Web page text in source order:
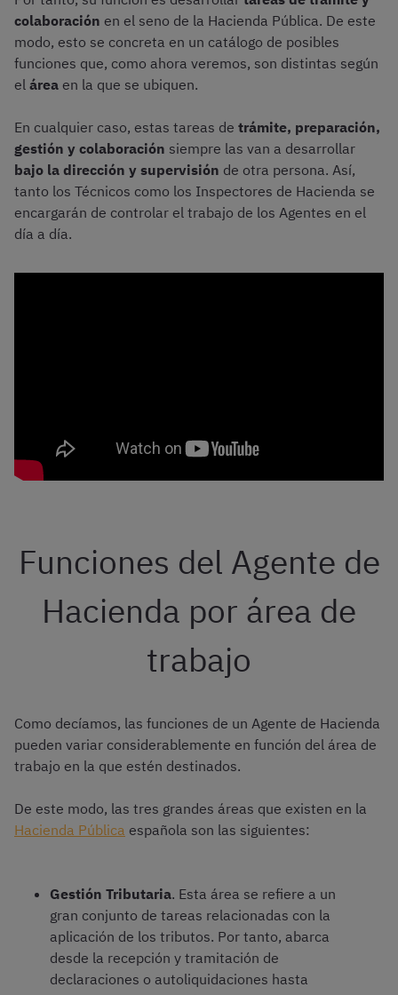
colaboración en el seno de la Hacienda Pública. De este
modo, esto se concreta en un catálogo de posibles
funciones que, como ahora veremos, son distintas según
el área en la que se ubiquen.
En cualquier caso, estas tareas de trámite, preparación,
gestión y colaboración siempre las van a desarrollar
bajo la dirección y supervisión de otra persona. Así,
tanto los Técnicos como los Inspectores de Hacienda se
encargarán de controlar el trabajo de los Agentes en el
día a día.
Funciones del Agente de
Hacienda por área de
trabajo
Como decíamos, las funciones de un Agente de Hacienda
pueden variar considerablemente en función del área de
trabajo en la que estén destinados.
De este modo, las tres grandes áreas que existen en la
Hacienda Pública española son las siguientes:
Gestión Tributaria. Esta área se refiere a un
gran conjunto de tareas relacionadas con la
aplicación de los tributos. Por tanto, abarca
desde la recepción y tramitación de
declaraciones o autoliquidaciones hasta